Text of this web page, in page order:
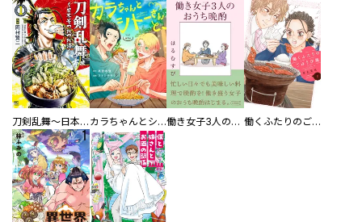
刀剣乱舞～日本号つれづれ酒～ カラちゃんとシトーさんと、 【分冊版】 働き女子3人のおうち晩酌 働くふたりのごほうび飯